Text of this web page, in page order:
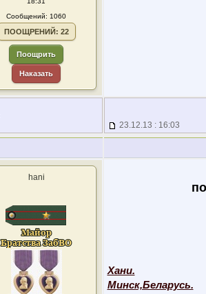
Сообщений: 1060
ПООЩРЕНИЙ: 22
Поощрить
Наказать
23.12.13 : 16:03
hani
Хани.
Минск,Беларусь.